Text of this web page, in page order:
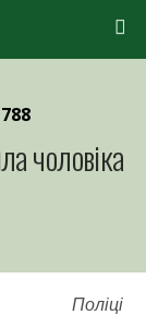
чоловіка
Поліці